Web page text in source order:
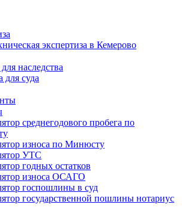
экспертиза в Кемерово
наследства
для суда
среднегодового пробега по
износа по Минюсту
УТС
годных остатков
износа ОСАГО
госпошлины в суд
государственной пошлины нотариус